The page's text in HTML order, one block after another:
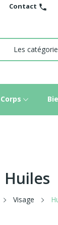
Contact call
Corps
Huiles
Visage